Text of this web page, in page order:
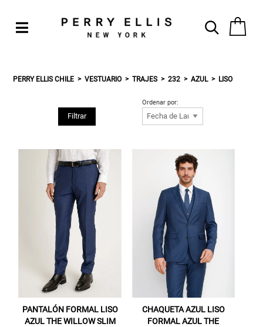
PERRY ELLIS CHILE VESTUARIO TRAJES 232 AZUL LISO
Filtrar
Ordenar por:
PANTALÓN FORMAL LISO
AZUL THE WILLOW SLIM
CHAQUETA AZUL LISO
FORMAL AZUL THE